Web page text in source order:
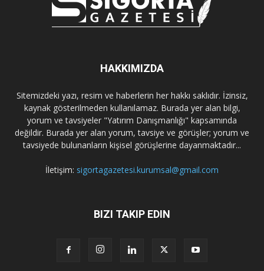
HAKKIMIZDA
Sitemizdeki yazı, resim ve haberlerin her hakkı saklıdır. İzinsiz,
kaynak gösterilmeden kullanılamaz. Burada yer alan bilgi,
yorum ve tavsiyeler "Yatırım Danışmanlığı" kapsamında
değildir. Burada yer alan yorum, tavsiye ve görüşler; yorum ve
tavsiyede bulunanların kişisel görüşlerine dayanmaktadır...
İletişim: sigortagazetesi.kurumsal@gmail.com
BIZI TAKIP EDIN